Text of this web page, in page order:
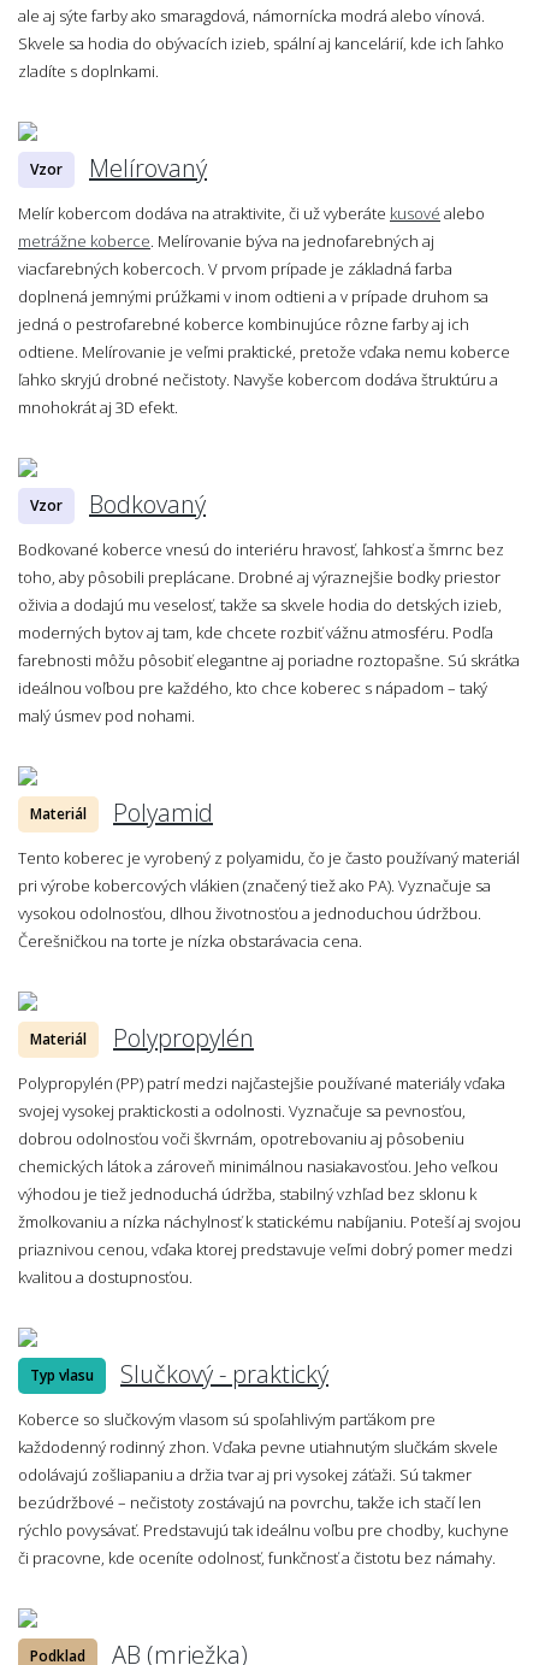
ale aj sýte farby ako smaragdová, námornícka modrá alebo vínová.
Skvele sa hodia do obývacích izieb, spální aj kancelárií, kde ich ľahko
zladíte s doplnkami.
Vzor Melírovaný
Melír kobercom dodáva na atraktivite, či už vyberáte kusové alebo
metrážne koberce. Melírovanie býva na jednofarebných aj
viacfarebných kobercoch. V prvom prípade je základná farba
doplnená jemnými prúžkami v inom odtieni a v prípade druhom sa
jedná o pestrofarebné koberce kombinujúce rôzne farby aj ich
odtiene. Melírovanie je veľmi praktické, pretože vďaka nemu koberce
ľahko skryjú drobné nečistoty. Navyše kobercom dodáva štruktúru a
mnohokrát aj 3D efekt.
Vzor Bodkovaný
Bodkované koberce vnesú do interiéru hravosť, ľahkosť a šmrnc bez
toho, aby pôsobili preplácane. Drobné aj výraznejšie bodky priestor
oživia a dodajú mu veselosť, takže sa skvele hodia do detských izieb,
moderných bytov aj tam, kde chcete rozbiť vážnu atmosféru. Podľa
farebnosti môžu pôsobiť elegantne aj poriadne roztopašne. Sú skrátka
ideálnou voľbou pre každého, kto chce koberec s nápadom – taký
malý úsmev pod nohami.
Materiál Polyamid
Tento koberec je vyrobený z polyamidu, čo je často používaný materiál
pri výrobe kobercových vlákien (značený tiež ako PA). Vyznačuje sa
vysokou odolnosťou, dlhou životnosťou a jednoduchou údržbou.
Čerešničkou na torte je nízka obstarávacia cena.
Materiál Polypropylén
Polypropylén (PP) patrí medzi najčastejšie používané materiály vďaka
svojej vysokej praktickosti a odolnosti. Vyznačuje sa pevnosťou,
dobrou odolnosťou voči škvrnám, opotrebovaniu aj pôsobeniu
chemických látok a zároveň minimálnou nasiakavosťou. Jeho veľkou
výhodou je tiež jednoduchá údržba, stabilný vzhľad bez sklonu k
žmolkovaniu a nízka náchylnosť k statickému nabíjaniu. Poteší aj svojou
priaznivou cenou, vďaka ktorej predstavuje veľmi dobrý pomer medzi
kvalitou a dostupnosťou.
Typ vlasu Slučkový - praktický
Koberce so slučkovým vlasom sú spoľahlivým parťákom pre
každodenný rodinný zhon. Vďaka pevne utiahnutým slučkám skvele
odolávajú zošliapaniu a držia tvar aj pri vysokej záťaži. Sú takmer
bezúdržbové – nečistoty zostávajú na povrchu, takže ich stačí len
rýchlo povysávať. Predstavujú tak ideálnu voľbu pre chodby, kuchyne
či pracovne, kde oceníte odolnosť, funkčnosť a čistotu bez námahy.
Podklad AB (mriežka)